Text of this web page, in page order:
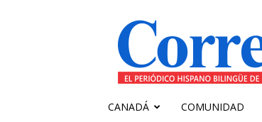
Correo
Canadiense
CANADÁ COMUNIDAD